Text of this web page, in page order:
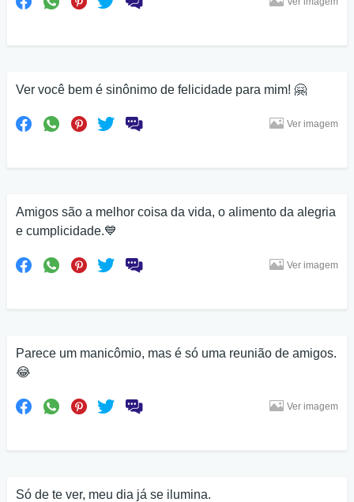
Ver você bem é sinônimo de felicidade para mim! 🤗
Ver imagem
Amigos são a melhor coisa da vida, o alimento da alegria
e cumplicidade.💙
Ver imagem
Parece um manicômio, mas é só uma reunião de amigos.
😂
Ver imagem
Só de te ver, meu dia já se ilumina.